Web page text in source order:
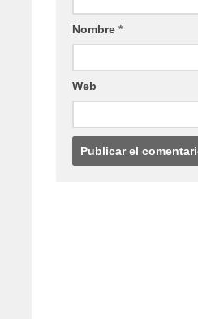
Nombre *
Web